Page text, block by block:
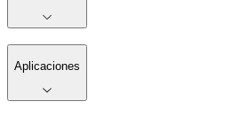
Aplicaciones